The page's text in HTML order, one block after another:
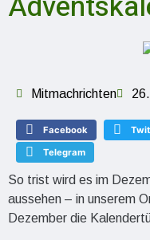
Mitmachrichten
Facebook
Telegram
So trist wird es im
aussehen – in unserem
Dezember die